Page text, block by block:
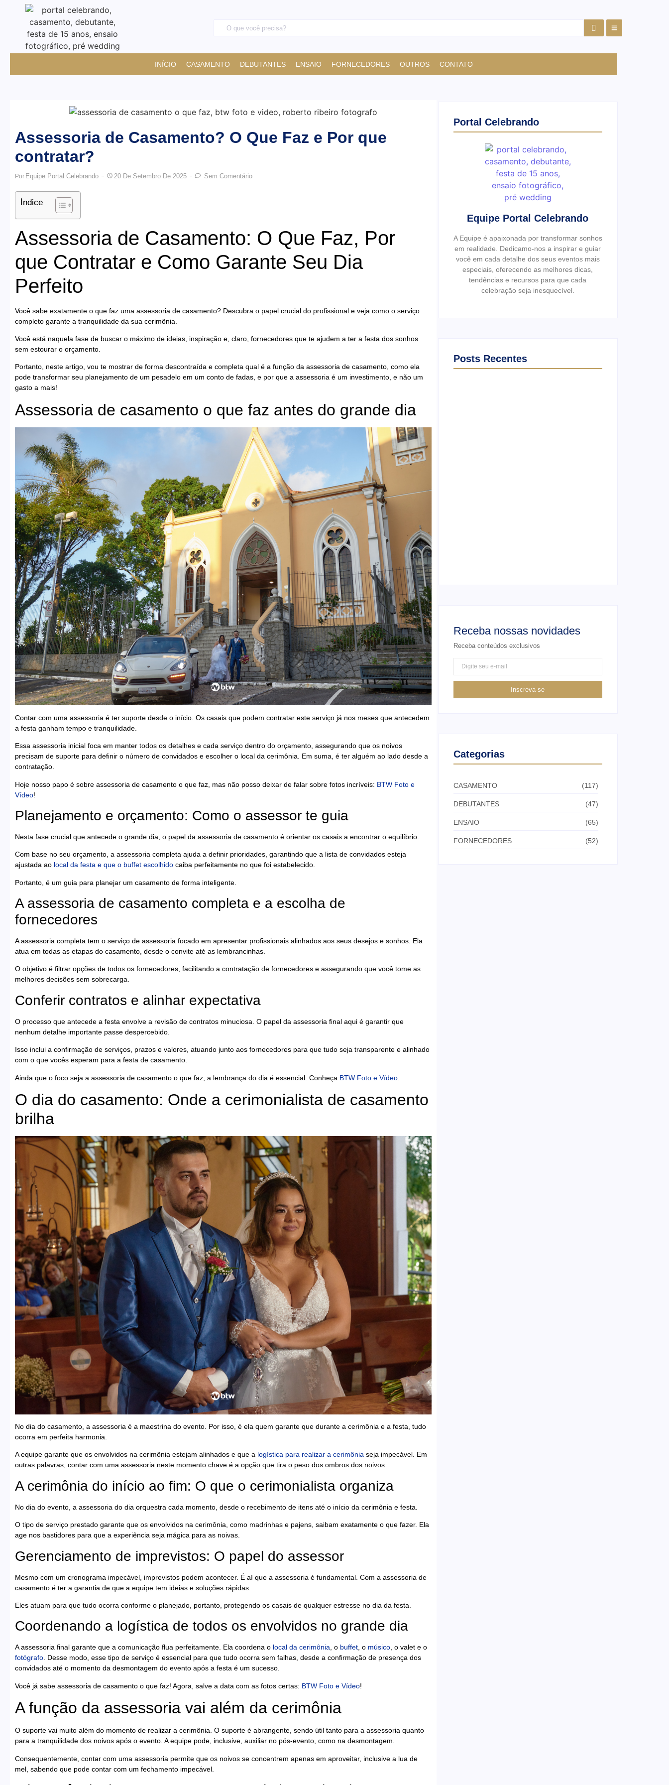
INÍCIO CASAMENTO DEBUTANTES ENSAIO FORNECEDORES OUTROS CONTATO
Assessoria de Casamento? O Que Faz e Por que
contratar?
Por Equipe Portal Celebrando 20 De Setembro De 2025 Sem Comentário
Índice
Assessoria de Casamento: O Que Faz, Por
que Contratar e Como Garante Seu Dia
Perfeito
Você sabe exatamente o que faz uma assessoria de casamento? Descubra o papel crucial do profissional e veja como o serviço
completo garante a tranquilidade da sua cerimônia.
Você está naquela fase de buscar o máximo de ideias, inspiração e, claro, fornecedores que te ajudem a ter a festa dos sonhos
sem estourar o orçamento.
Portanto, neste artigo, vou te mostrar de forma descontraída e completa qual é a função da assessoria de casamento, como ela
pode transformar seu planejamento de um pesadelo em um conto de fadas, e por que a assessoria é um investimento, e não um
gasto a mais!
Assessoria de casamento o que faz antes do grande dia
Contar com uma assessoria é ter suporte desde o início. Os casais que podem contratar este serviço já nos meses que antecedem
a festa ganham tempo e tranquilidade.
Essa assessoria inicial foca em manter todos os detalhes e cada serviço dentro do orçamento, assegurando que os noivos
precisam de suporte para definir o número de convidados e escolher o local da cerimônia. Em suma, é ter alguém ao lado desde a
contratação.
Hoje nosso papo é sobre assessoria de casamento o que faz, mas não posso deixar de falar sobre fotos incríveis: BTW Foto e
Vídeo!
Planejamento e orçamento: Como o assessor te guia
Nesta fase crucial que antecede o grande dia, o papel da assessoria de casamento é orientar os casais a encontrar o equilíbrio.
Com base no seu orçamento, a assessoria completa ajuda a definir prioridades, garantindo que a lista de convidados esteja
ajustada ao local da festa e que o buffet escolhido caiba perfeitamente no que foi estabelecido.
Portanto, é um guia para planejar um casamento de forma inteligente.
A assessoria de casamento completa e a escolha de
fornecedores
A assessoria completa tem o serviço de assessoria focado em apresentar profissionais alinhados aos seus desejos e sonhos. Ela
atua em todas as etapas do casamento, desde o convite até as lembrancinhas.
O objetivo é filtrar opções de todos os fornecedores, facilitando a contratação de fornecedores e assegurando que você tome as
melhores decisões sem sobrecarga.
Conferir contratos e alinhar expectativa
O processo que antecede a festa envolve a revisão de contratos minuciosa. O papel da assessoria final aqui é garantir que
nenhum detalhe importante passe despercebido.
Isso inclui a confirmação de serviços, prazos e valores, atuando junto aos fornecedores para que tudo seja transparente e alinhado
com o que vocês esperam para a festa de casamento.
Ainda que o foco seja a assessoria de casamento o que faz, a lembrança do dia é essencial. Conheça BTW Foto e Vídeo
O dia do casamento: Onde a cerimonialista de casamento
brilha
No dia do casamento, a assessoria é a maestrina do evento. Por isso, é ela quem garante que durante a cerimônia e a festa, tudo
ocorra em perfeita harmonia.
A equipe garante que os envolvidos na cerimônia estejam alinhados e que a logística para realizar a cerimônia seja impecável. Em
outras palavras, contar com uma assessoria neste momento chave é a opção que tira o peso dos ombros dos noivos.
A cerimônia do início ao fim: O que o cerimonialista organiza
No dia do evento, a assessoria do dia orquestra cada momento, desde o recebimento de itens até o início da cerimônia e festa.
O tipo de serviço prestado garante que os envolvidos na cerimônia, como madrinhas e pajens, saibam exatamente o que fazer. Ela
age nos bastidores para que a experiência seja mágica para as noivas.
Gerenciamento de imprevistos: O papel do assessor
Mesmo com um cronograma impecável, imprevistos podem acontecer. É aí que a assessoria é fundamental. Com a assessoria de
casamento é ter a garantia de que a equipe tem ideias e soluções rápidas.
Eles atuam para que tudo ocorra conforme o planejado, portanto, protegendo os casais de qualquer estresse no dia da festa.
Coordenando a logística de todos os envolvidos no grande dia
A assessoria final garante que a comunicação flua perfeitamente. Ela coordena o local da cerimônia, o buffet, o músico, o valet e o
fotógrafo. Desse modo, esse tipo de serviço é essencial para que tudo ocorra sem falhas, desde a confirmação de presença dos
convidados até o momento da desmontagem do evento após a festa é um sucesso.
Você já sabe assessoria de casamento o que faz! Agora, salve a data com as fotos certas: BTW Foto e Vídeo!
A função da assessoria vai além da cerimônia
O suporte vai muito além do momento de realizar a cerimônia. O suporte é abrangente, sendo útil tanto para a assessoria quanto
para a tranquilidade dos noivos após o evento. A equipe pode, inclusive, auxiliar no pós-evento, como na desmontagem.
Consequentemente, contar com uma assessoria permite que os noivos se concentrem apenas em aproveitar, inclusive a lua de
mel, sabendo que pode contar com um fechamento impecável.
Portal Celebrando
Equipe Portal Celebrando
A Equipe é apaixonada por transformar sonhos
em realidade. Dedicamo-nos a inspirar e guiar
você em cada detalhe dos seus eventos mais
especiais, oferecendo as melhores dicas,
tendências e recursos para que cada
celebração seja inesquecível.
Posts Recentes
Receba nossas novidades
Receba conteúdos exclusivos
Inscreva-se
Categorias
CASAMENTO (117)
DEBUTANTES (47)
ENSAIO (65)
FORNECEDORES (52)